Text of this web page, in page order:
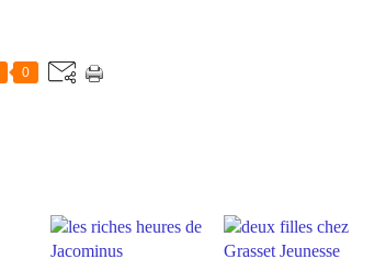
0